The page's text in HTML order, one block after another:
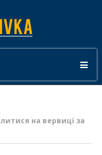
на вервиці за